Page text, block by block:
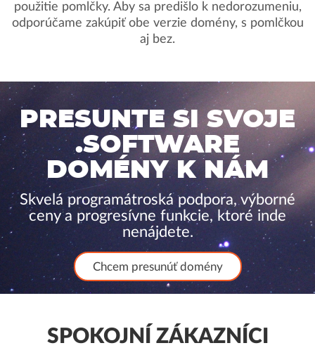
použitie pomlčky. Aby sa predišlo k nedorozumeniu,
odporúčame zakúpiť obe verzie domény, s pomlčkou
aj bez.
PRESUNTE SI SVOJE
.SOFTWARE
DOMÉNY K NÁM
Skvelá programátroská podpora, výborné
ceny a progresívne funkcie, ktoré inde
nenájdete.
Chcem presunúť domény
SPOKOJNÍ ZÁKAZNÍCI